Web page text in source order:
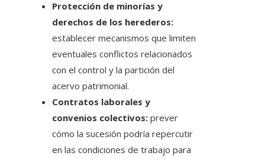
Protección de minorías y
derechos de los herederos:
establecer mecanismos que limiten
eventuales conflictos relacionados
con el control y la partición del
acervo patrimonial.
Contratos laborales y
convenios colectivos: prever
cómo la sucesión podría repercutir
en las condiciones de trabajo para